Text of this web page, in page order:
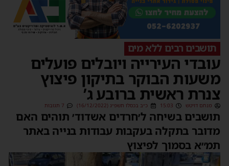
תושבים רבים ללא מים
העירייה ויובלים פועלים
הבוקר בתיקון פיצוץ
ראשית ברובע ג’
מנחם דויטש 15:03 כ״ב בכסלו תשפ״ג (16/12/2022)
בשיחה ל׳חרדים אשדוד׳ תוהים האם
בתקלה בעקבות עבודות בנייה באתר
בסמוך לפיצוץ